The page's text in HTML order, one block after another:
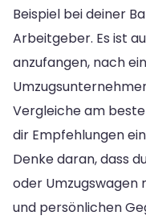
Beispiel bei deiner
Arbeitgeber. Es ist
anzufangen, nach
Vergleiche am
dir Empfehlungen
Denke daran, dass
oder Umzugswagen
und persönlichen